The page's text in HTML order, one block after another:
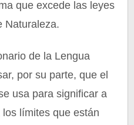
que excede las leyes
Naturaleza.
de la Lengua
por su parte, que el
usa para significar a
límites que están